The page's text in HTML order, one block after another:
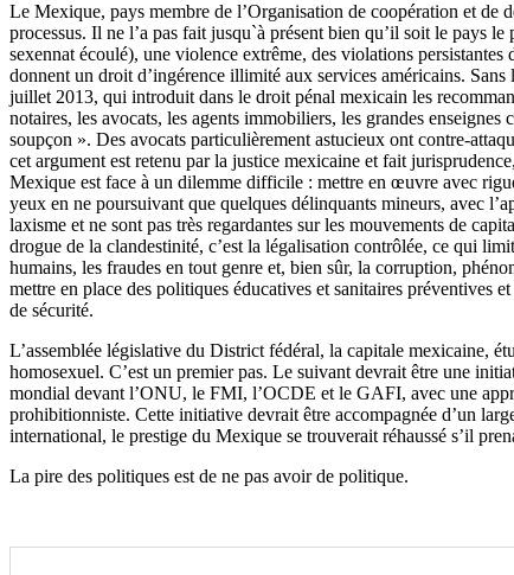
Le Mexique, pays membre de l’Organisation de coopération et
processus. Il ne l’a pas fait jusqu`à présent bien qu’il soit le pays
sexennat écoulé), une violence extrême, des violations
donnent un droit d’ingérence illimité aux services américains.
juillet 2013, qui introduit dans le droit pénal mexicain les
notaires, les avocats, les agents immobiliers, les grandes
soupçon ». Des avocats particulièrement astucieux ont contre-
cet argument est retenu par la justice mexicaine et fait
Mexique est face à un dilemme difficile : mettre en œuvre avec
yeux en ne poursuivant que quelques délinquants mineurs, avec
laxisme et ne sont pas très regardantes sur les mouvements de
drogue de la clandestinité, c’est la légalisation contrôlée, ce qui
humains, les fraudes en tout genre et, bien sûr, la corruption,
mettre en place des politiques éducatives et sanitaires préventives
de sécurité.
L’assemblée législative du District fédéral, la capitale mexicaine,
homosexuel. C’est un premier pas. Le suivant devrait être une
mondial devant l’ONU, le FMI, l’OCDE et le GAFI, avec une
prohibitionniste. Cette initiative devrait être accompagnée d’un
international, le prestige du Mexique se trouverait réhaussé s’il
La pire des politiques est de ne pas avoir de politique.